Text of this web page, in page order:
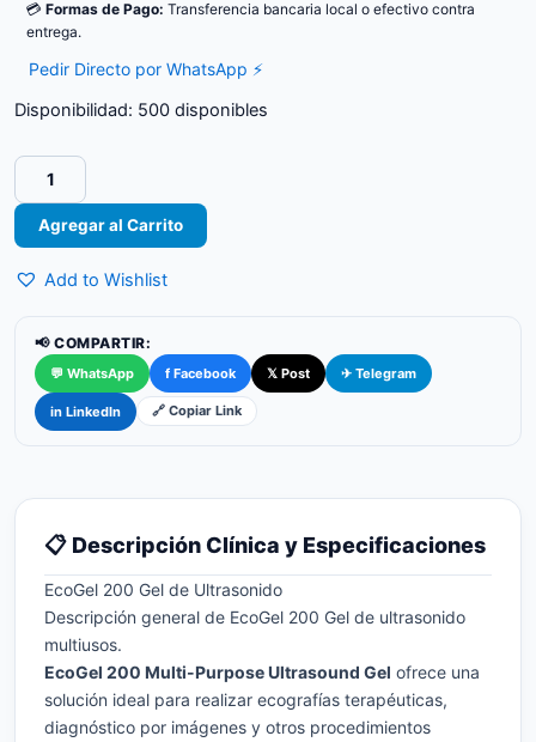
💳 Formas de Pago: Transferencia bancaria local o efectivo contra
entrega.
Pedir Directo por WhatsApp ⚡
Disponibilidad: 500 disponibles
EcoGel
Gel
de
cantidad
Agregar al Carrito
Add to Wishlist
📢 COMPARTIR:
💬 WhatsApp f Facebook 𝕏 Post ✈ Telegram
in LinkedIn 🔗 Copiar Link
📋 Descripción Clínica y Especificaciones
EcoGel 200 Gel de Ultrasonido
Descripción general de EcoGel 200 Gel de ultrasonido
multiusos.
EcoGel 200 Multi-Purpose Ultrasound Gel ofrece una
solución ideal para realizar ecografías terapéuticas,
diagnóstico por imágenes y otros procedimientos